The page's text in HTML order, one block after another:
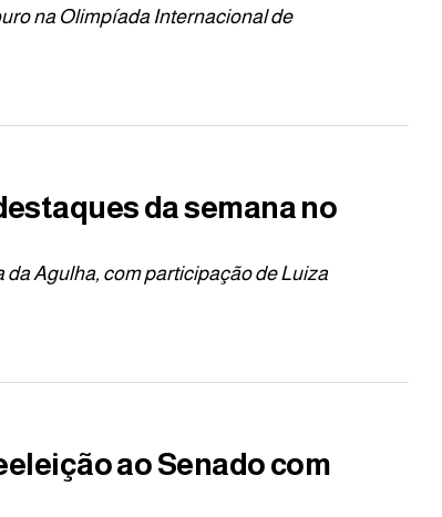
na Olimpíada Internacional de
da semana no
Agulha, com participação de Luiza
ao Senado com